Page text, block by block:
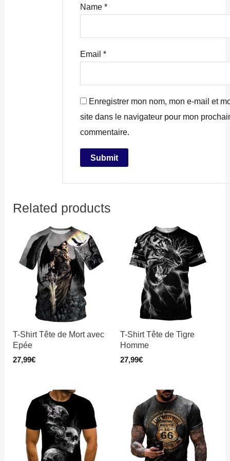
Name*
Email*
Enregistrer mon nom, mon e-mail et
site dans le navigateur pour mon
commentaire.
Related products
T-Shirt Tête de Mort avec
Epée
27,99€
T-Shirt Tête de Tigre
Homme
27,99€